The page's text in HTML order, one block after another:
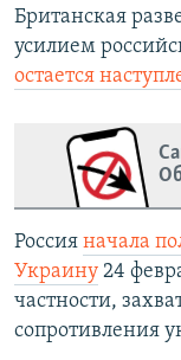
Британская
усилием
остается
Россия начала
Украину 24
частности,
сопротивления